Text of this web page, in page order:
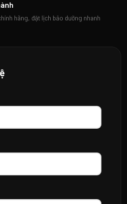
hãng, đặt lịch bảo dưỡng nhanh